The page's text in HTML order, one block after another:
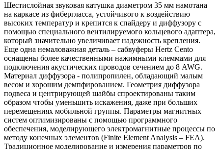
Шестислойная звуковая катушка диаметром 35 мм намотана
на каркасе из фибергласса, устойчивого к воздействию
высоких температур и крепится к спайдеру и диффузору с
помощью специального вентилируемого кольцевого адаптера,
который значительно увеличивает надежность крепления.
Еще одна немаловажная деталь – сабвуферы Hertz Cento
оснащены более качественными нажимными клеммами для
подключения акустических проводов сечением до 8 AWG.
Материал диффузора - полипропилен, обладающий малым
весом и хорошим демпфированием. Геометрия диффузора
подвеса и центрирующей шайбы спроектированы таким
образом чтобы уменьшить искажения, даже при больших
перемещениях мобильной группы. Параметры магнитных
систем оптимизированы с помощью программного
обеспечения, моделирующего электромагнитные процессы по
методу конечных элементов (Finite Element Analysis – FEA).
Традиционное моделирование и измерения параметров по